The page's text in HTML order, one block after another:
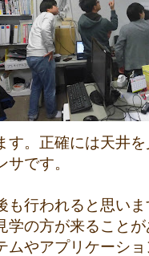
す。正確には天井
です。
行われると思い
学の方が来ること
ムやアプリケーシ